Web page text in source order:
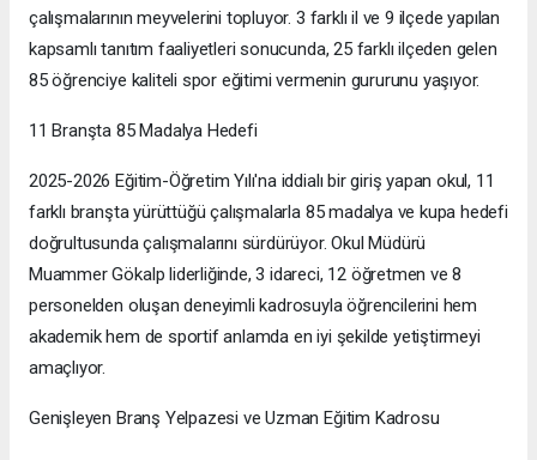
çalışmalarının meyvelerini topluyor. 3 farklı il ve 9 ilçede yapılan
kapsamlı tanıtım faaliyetleri sonucunda, 25 farklı ilçeden gelen
85 öğrenciye kaliteli spor eğitimi vermenin gururunu yaşıyor.
11 Branşta 85 Madalya Hedefi
2025-2026 Eğitim-Öğretim Yılı'na iddialı bir giriş yapan okul, 11
farklı branşta yürüttüğü çalışmalarla 85 madalya ve kupa hedefi
doğrultusunda çalışmalarını sürdürüyor. Okul Müdürü
Muammer Gökalp liderliğinde, 3 idareci, 12 öğretmen ve 8
personelden oluşan deneyimli kadrosuyla öğrencilerini hem
akademik hem de sportif anlamda en iyi şekilde yetiştirmeyi
amaçlıyor.
Genişleyen Branş Yelpazesi ve Uzman Eğitim Kadrosu